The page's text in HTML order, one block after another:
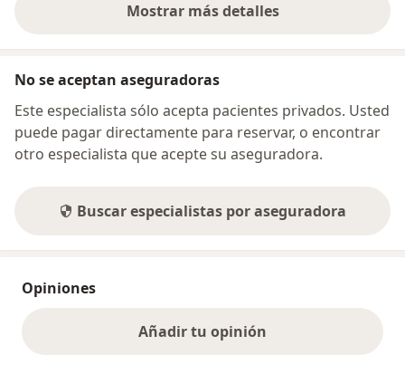
Mostrar más detalles
sobre la dirección
No se aceptan aseguradoras
Este especialista sólo acepta pacientes privados. Usted
puede pagar directamente para reservar, o encontrar
otro especialista que acepte su aseguradora.
Buscar especialistas por aseguradora
Opiniones
Añadir tu opinión